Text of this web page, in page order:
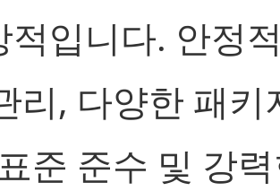
적입니다. 안정
리, 다양한 패키
준 준수 및 강